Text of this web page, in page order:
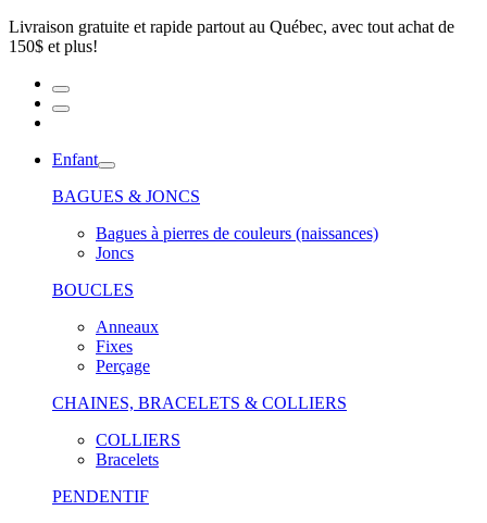
Livraison gratuite et rapide partout au Québec, avec tout achat de
150$ et plus!
Enfant
BAGUES & JONCS
Bagues à pierres de couleurs (naissances)
Joncs
BOUCLES
Anneaux
Fixes
Perçage
CHAINES, BRACELETS & COLLIERS
COLLIERS
Bracelets
PENDENTIF